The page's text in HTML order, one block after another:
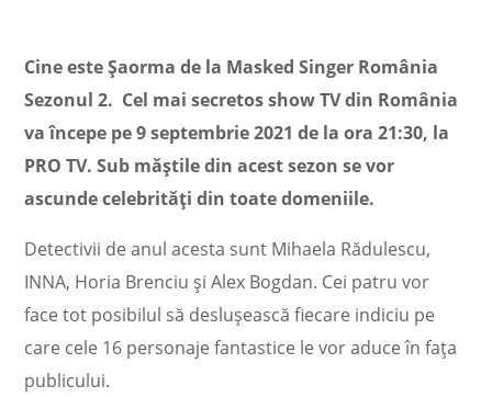
Cine este Șaorma de la Masked Singer România
Sezonul 2. Cel mai secretos show TV din România
va începe pe 9 septembrie 2021 de la ora 21:30, la
PRO TV. Sub măștile din acest sezon se vor
ascunde celebrități din toate domeniile.
Detectivii de anul acesta sunt Mihaela Rădulescu,
INNA, Horia Brenciu și Alex Bogdan. Cei patru vor
face tot posibilul să deslușească fiecare indiciu pe
care cele 16 personaje fantastice le vor aduce în fața
publicului.